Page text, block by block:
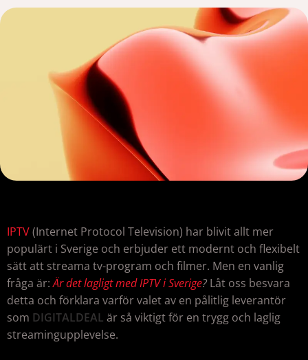
IPTV(Internet Protocol Television) har blivit allt mer
populärt i Sverige och erbjuder ett modernt och flexibelt
sätt att streama tv-program och filmer. Men en vanlig
fråga är:Är det lagligt med IPTVi Sverige?Låt oss besvara
detta och förklara varför valet av en pålitlig leverantör
som DIGITALDEAL är så viktigt för en trygg och laglig
streamingupplevelse.